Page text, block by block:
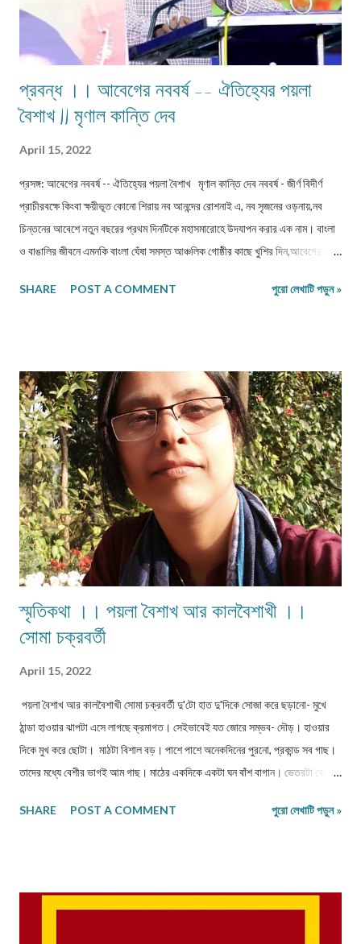
প্রবন্ধ ।। আবেগের নববর্ষ -- ঐতিহ্যের পয়লা
বৈশাখ || মৃণাল কান্তি দেব
April 15, 2022
প্রসঙ্গ: আবেগের নববর্ষ -- ঐতিহ্যের পয়লা বৈশাখ মৃণাল কান্তি দেব নববর্ষ - জীর্ণ বিদীর্ণ
প্রাচীরবক্ষে কিংবা ক্ষয়ীভূত কোনো শিরায় নব আনন্দের রোশনাই এ, নব সৃজনের ওড়নায়,নব
চিন্তনের আবেশে নতুন বছরের প্রথম দিনটিকে মহাসমারোহে উদযাপন করার এক নাম। বাংলা
ও বাঙালির জীবনে এমনকি বাংলা ঘেঁষা সমস্ত আঞ্চলিক গোষ্ঠীর কাছে খুশির দিন,আবেগের দিন,
ফসল উঠতো সেই সময় কর না নিয়ে অন্য সময় কর নিতেন রাজা ও রাজার রাজস্য দফতর ।
জাঁকজমকভাবে পালিত হতো নববর্ষ,ইতিহাসের পৃষ্ঠা ওল্টালে আমরা দেখতে পাই নববর্ষের নানা
চিত্র। চৈত্রের শেষদিন পর্যন্ত কৃষকরা জমিদার, ভূ-স্বামী ও তালুকদার দের খাজনা মিটিয়ে
দিতেন এবং পরের দিন থেকে প্রজাদের মিষ্টি মুখ করিয়ে নতুন খাতায় সমস্ত সমস্ত ধরণের
হিসেব লেখা শুরু করতেন।আর্থ...
SHARE POST A COMMENT পুরো লেখাটি পড়ুন »
স্মৃতিকথা ।। পয়লা বৈশাখ আর কালবৈশাখী ।।
সোমা চক্রবর্তী
April 15, 2022
পয়লা বৈশাখ আর কালবৈশাখী সোমা চক্রবর্তী দু'টো হাত দু'দিকে সোজা করে ছড়ানো- মুখে
ঠান্ডা হাওয়ার ঝাপটা এসে লাগছে ক্রমাগত। সেইভাবেই যত জোরে সম্ভব- দৌড়। হাওয়ার
দিকে মুখ করে ছোটা। মাঠটা বিশাল বড়। পাশে পাশে অনেকদিনের পুরনো, প্রকান্ড সব গাছ।
তাদের মধ্যে বেশীর ভাগই আম গাছ। মাঠের একদিকে একটা ঘন বাঁশ বাগান। ভেতরটা কেমন
পুরোনো একটা ভাঙাচোরা পাঁচিল। পাঁচিলের ওপাশে আর একটা বাগান, তবে সেটা ফলের
সফেদা, নারকেল, সুপারী, জামরুল, তাল, করমচা, কামরাঙা, কুল এমনকি আনারস গাছও ছিল।
SHARE POST A COMMENT পুরো লেখাটি পড়ুন »